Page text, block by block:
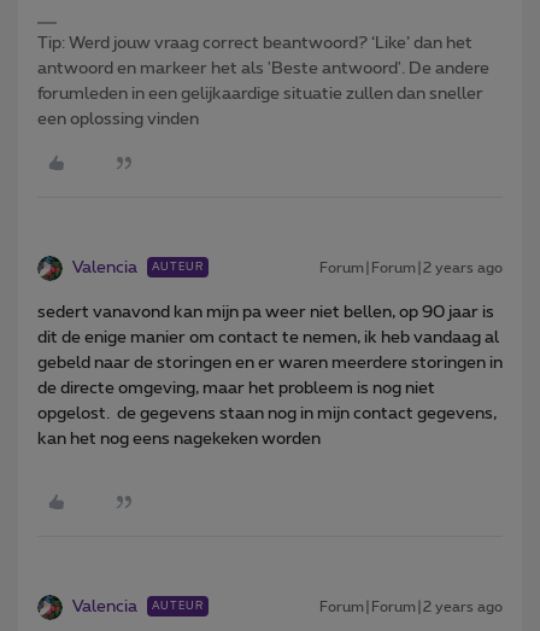
Tip: Werd jouw vraag correct beantwoord? ‘Like’ dan het
antwoord en markeer het als 'Beste antwoord'. De andere
forumleden in een gelijkaardige situatie zullen dan sneller
een oplossing vinden
Valencia AUTEUR Forum|Forum|2 years ago
sedert vanavond kan mijn pa weer niet bellen, op 90 jaar is
dit de enige manier om contact te nemen, ik heb vandaag al
gebeld naar de storingen en er waren meerdere storingen in
de directe omgeving, maar het probleem is nog niet
opgelost. de gegevens staan nog in mijn contact gegevens,
kan het nog eens nagekeken worden
Valencia AUTEUR Forum|Forum|2 years ago